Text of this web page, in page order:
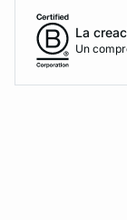
La
Un